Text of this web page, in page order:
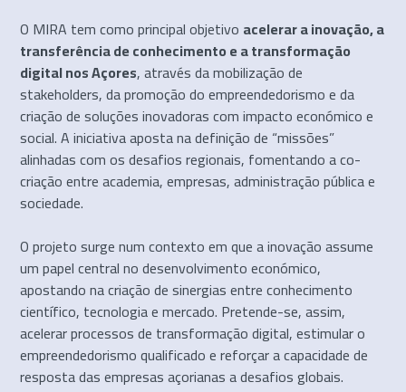
O MIRA tem como principal objetivo acelerar a inovação, a
transferência de conhecimento e a transformação
digital nos Açores, através da mobilização de
stakeholders, da promoção do empreendedorismo e da
criação de soluções inovadoras com impacto económico e
social. A iniciativa aposta na definição de “missões”
alinhadas com os desafios regionais, fomentando a co-
criação entre academia, empresas, administração pública e
sociedade.
O projeto surge num contexto em que a inovação assume
um papel central no desenvolvimento económico,
apostando na criação de sinergias entre conhecimento
científico, tecnologia e mercado. Pretende-se, assim,
acelerar processos de transformação digital, estimular o
empreendedorismo qualificado e reforçar a capacidade de
resposta das empresas açorianas a desafios globais.